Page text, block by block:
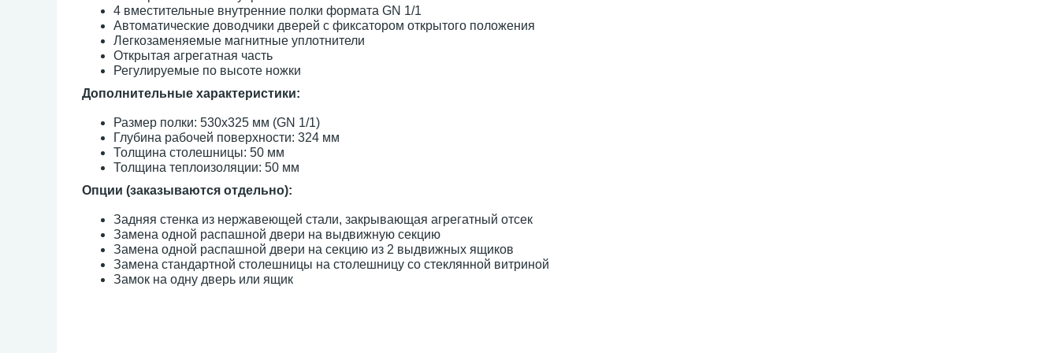
4 вместительные внутренние полки формата GN 1/1
Автоматические доводчики дверей с фиксатором открытого положения
Легкозаменяемые магнитные уплотнители
Открытая агрегатная часть
Регулируемые по высоте ножки
Дополнительные характеристики:
Размер полки: 530х325 мм (GN 1/1)
Глубина рабочей поверхности: 324 мм
Толщина столешницы: 50 мм
Толщина теплоизоляции: 50 мм
Опции (заказываются отдельно):
Задняя стенка из нержавеющей стали, закрывающая агрегатный отсек
Замена одной распашной двери на выдвижную секцию
Замена одной распашной двери на секцию из 2 выдвижных ящиков
Замена стандартной столешницы на столешницу со стеклянной витриной
Замок на одну дверь или ящик